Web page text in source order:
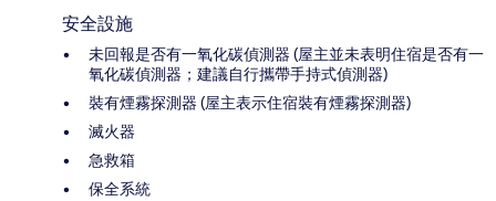
安全設施
未回報是否有一氧化碳偵測器 (屋主並未表明住宿是否有一
氧化碳偵測器；建議自行攜帶手持式偵測器)
裝有煙霧探測器 (屋主表示住宿裝有煙霧探測器)
滅火器
急救箱
保全系統